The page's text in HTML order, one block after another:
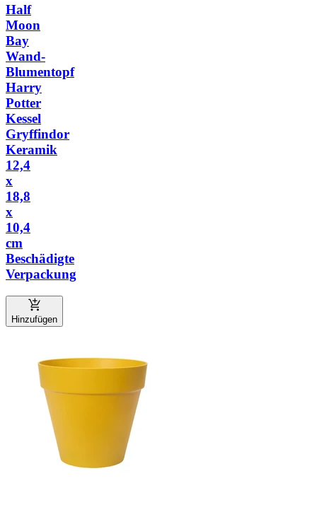
Half
Moon
Bay
Wand-
Blumentopf
Harry
Potter
Kessel
Gryffindor
Keramik
12,4
x
18,8
x
10,4
cm
Beschädigte
Verpackung
Hinzufügen